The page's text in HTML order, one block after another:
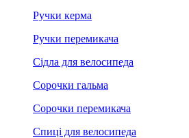
Ручки керма
Ручки перемикача
Сідла для велосипеда
Сорочки гальма
Сорочки перемикача
Спиці для велосипеда